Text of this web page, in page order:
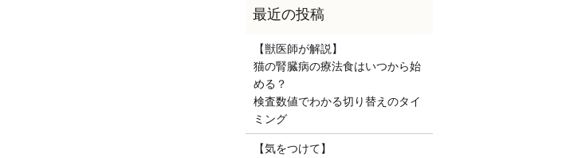
【獣医師が解説】
猫の腎臓病の療法食はいつから始
める？
検査数値でわかる切り替えのタイ
ミング
【気をつけて】